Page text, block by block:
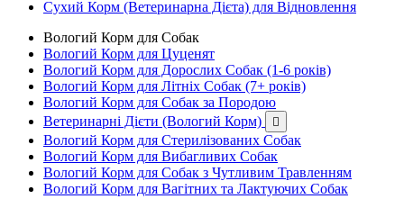
Сухий Корм (Ветеринарна Дієта) для Відновлення
Вологий Корм для Собак
Вологий Корм для Цуценят
Вологий Корм для Дорослих Собак (1-6 років)
Вологий Корм для Літніх Собак (7+ років)
Вологий Корм для Собак за Породою
Ветеринарні Дієти (Вологий Корм)

Вологий Корм для Стерилізованих Собак
Вологий Корм для Вибагливих Собак
Вологий Корм для Собак з Чутливим Травленням
Вологий Корм для Вагітних та Лактуючих Собак